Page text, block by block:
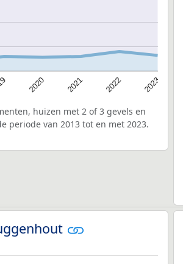
2020 2021 2022 2023
huizen met 2 of 3 gevels en
periode van 2013 tot en met 2023.